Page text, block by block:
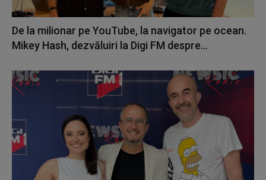
De la milionar pe YouTube, la navigator pe ocean.
Mikey Hash, dezvăluiri la Digi FM despre...